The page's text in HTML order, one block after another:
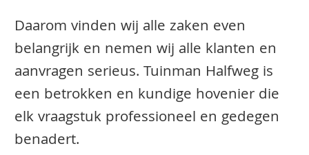
Daarom vinden wij alle zaken even
belangrijk en nemen wij alle klanten en
aanvragen serieus. Tuinman Halfweg is
een betrokken en kundige hovenier die
elk vraagstuk professioneel en gedegen
benadert.